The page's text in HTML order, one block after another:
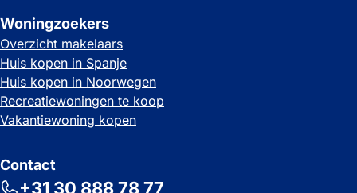
Woningzoekers
Overzicht makelaars
Huis kopen in Spanje
Huis kopen in Noorwegen
Recreatiewoningen te koop
Vakantiewoning kopen
Contact
+31 30 888 78 77